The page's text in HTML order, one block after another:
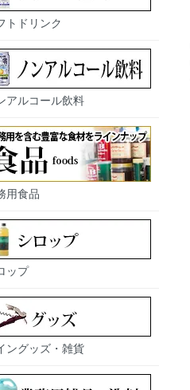
トドリンク
アルコール飲料
用食品
ップ
ングッズ・雑貨